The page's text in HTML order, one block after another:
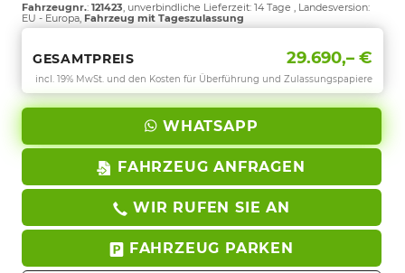
Fahrzeugnr.: 121423, unverbindliche Lieferzeit: 14 Tage , Landesversion:
EU - Europa, Fahrzeug mit Tageszulassung
GESAMTPREIS 29.690,– €
incl. 19% MwSt. und den Kosten für Überführung und Zulassungspapiere
WHATSAPP
FAHRZEUG ANFRAGEN
WIR RUFEN SIE AN
FAHRZEUG PARKEN